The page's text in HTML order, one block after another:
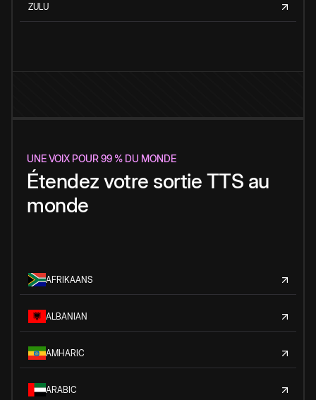
ZULU
UNE VOIX POUR 99 % DU MONDE
Étendez votre sortie TTS au
monde
AFRIKAANS
ALBANIAN
AMHARIC
ARABIC